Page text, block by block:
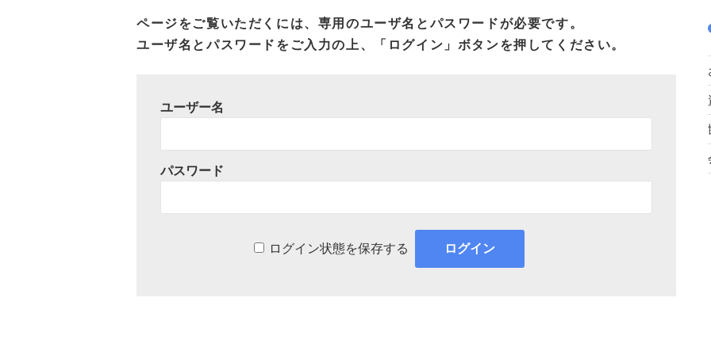
ページをご覧いただくには、専用のユーザ名とパスワードが必要です。
ユーザ名とパスワードをご入力の上、「ログイン」ボタンを押してください。
ユーザー名
パスワード
ログイン状態を保存する